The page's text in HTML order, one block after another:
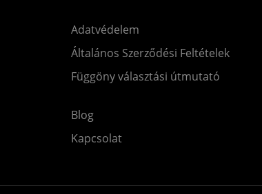
Adatvédelem
Általános Szerződési Feltételek
Függöny választási útmutató
Blog
Kapcsolat